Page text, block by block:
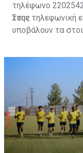
τηλέφωνο
τους.
Στην τηλεφωνική
υποβάλουν τα
ονοματεπώνυμο,